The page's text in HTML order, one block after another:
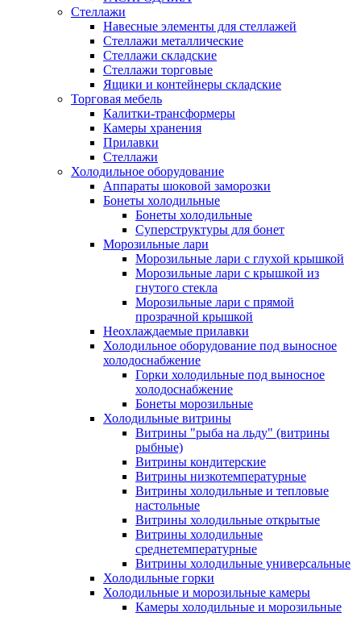
Стеллажи
Навесные элементы для стеллажей
Стеллажи металлические
Стеллажи складские
Стеллажи торговые
Ящики и контейнеры складские
Торговая мебель
Калитки-трансформеры
Камеры хранения
Прилавки
Стеллажи
Холодильное оборудование
Аппараты шоковой заморозки
Бонеты холодильные
Бонеты холодильные
Суперструктуры для бонет
Морозильные лари
Морозильные лари с глухой крышкой
Морозильные лари с крышкой из
гнутого стекла
Морозильные лари с прямой
прозрачной крышкой
Неохлаждаемые прилавки
Холодильное оборудование под выносное
холодоснабжение
Горки холодильные под выносное
холодоснабжение
Бонеты морозильные
Холодильные витрины
Витрины "рыба на льду" (витрины
рыбные)
Витрины кондитерские
Витрины низкотемпературные
Витрины холодильные и тепловые
настольные
Витрины холодильные открытые
Витрины холодильные
среднетемпературные
Витрины холодильные универсальные
Холодильные горки
Холодильные и морозильные камеры
Камеры холодильные и морозильные